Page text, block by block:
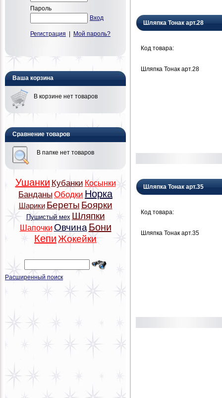
Пароль
Вход
Регистрация Мой пароль?
Ваша корзина
В корзине нет товаров
Сравнение товаров
В папке нет товаров
Ушанки Кубанки Косынки
Банданы Ободки Норка
Шарики Береты Боярки
Пушистый мех Шляпки
Шапочки Овчина Бони
Кепи Жокейки
Расширенный поиск
Шляпка Тонак арт.28
Код товара:
Шляпка Тонак арт.28
Шляпка Тонак арт.35
Код товара:
Шляпка Тонак арт.35